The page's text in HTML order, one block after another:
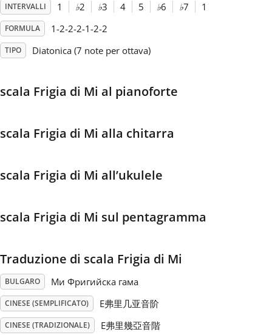
Français
Русский
Svenska
INTERVALLI 1 ♭2 ♭3 4 5 ♭6 ♭7 1
FORMULA 1-2-2-2-1-2-2
TIPO Diatonica (7 note per ottava)
scala Frigia di Mi al pianoforte
scala Frigia di Mi alla chitarra
scala Frigia di Mi all’ukulele
scala Frigia di Mi sul pentagramma
Traduzione di scala Frigia di Mi
BULGARO Ми Фригийска гама
CINESE (SEMPLIFICATO) E弗里几亚音阶
CINESE (TRADIZIONALE) E弗里幾亞音階